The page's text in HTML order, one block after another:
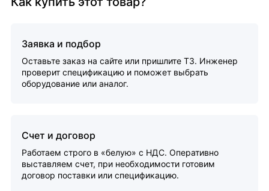
Заявка и подбор
Оставьте заказ на сайте или пришлите ТЗ. Инженер
проверит спецификацию и поможет выбрать
оборудование или аналог.
Счет и договор
Работаем строго в «белую» с НДС. Оперативно
выставляем счет, при необходимости готовим
договор поставки или спецификацию.